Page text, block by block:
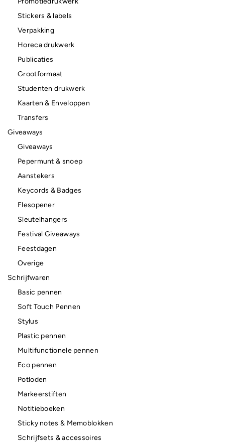
Stickers & labels
Verpakking
Horeca drukwerk
Publicaties
Grootformaat
Studenten drukwerk
Kaarten & Enveloppen
Transfers
Giveaways
Giveaways
Pepermunt & snoep
Aanstekers
Keycords & Badges
Flesopener
Sleutelhangers
Festival Giveaways
Feestdagen
Overige
Schrijfwaren
Basic pennen
Soft Touch Pennen
Stylus
Plastic pennen
Multifunctionele pennen
Eco pennen
Potloden
Markeerstiften
Notitieboeken
Sticky notes & Memoblokken
Schrijfsets & accessoires